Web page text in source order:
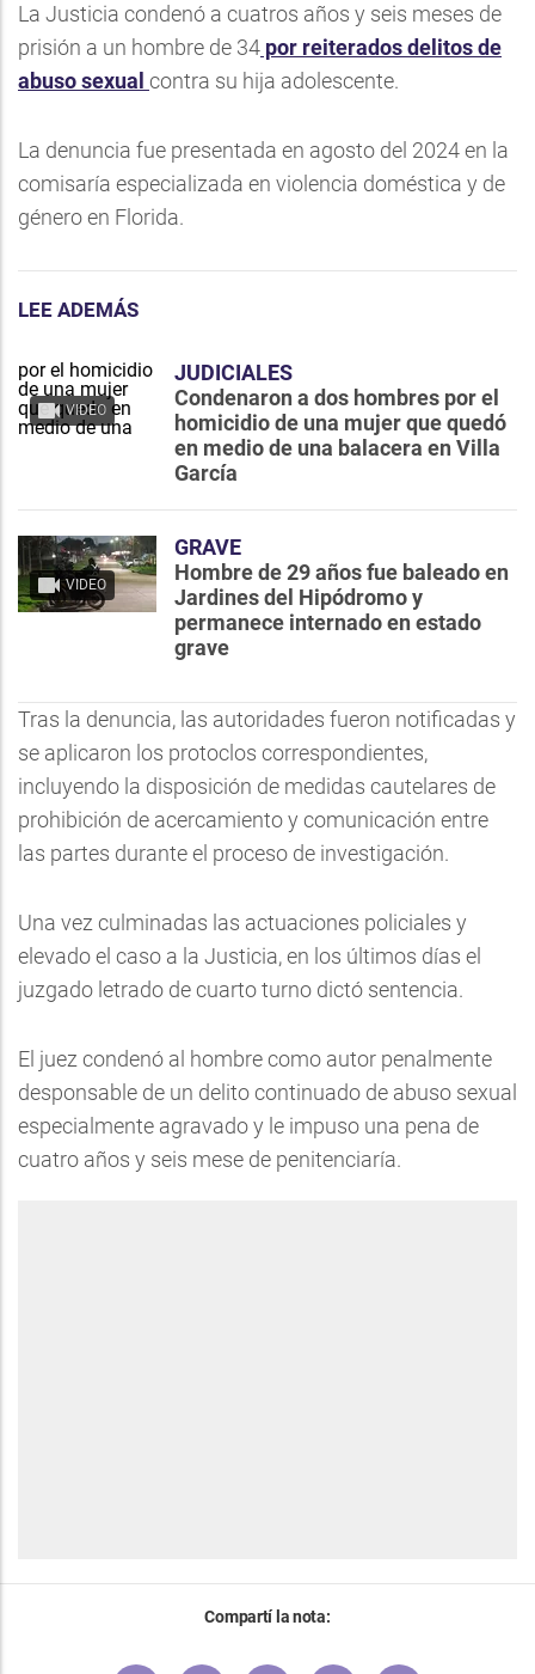
La Justicia condenó a cuatros años y seis meses de
prisión a un hombre de 34 por reiterados delitos de
abuso sexual contra su hija adolescente.
La denuncia fue presentada en agosto del 2024 en la
comisaría especializada en violencia doméstica y de
género en Florida.
LEE ADEMÁS
VIDEO
JUDICIALES
Condenaron a dos hombres por el
homicidio de una mujer que quedó
en medio de una balacera en Villa
García
VIDEO
GRAVE
Hombre de 29 años fue baleado en
Jardines del Hipódromo y
permanece internado en estado
grave
Tras la denuncia, las autoridades fueron notificadas y
se aplicaron los protoclos correspondientes,
incluyendo la disposición de medidas cautelares de
prohibición de acercamiento y comunicación entre
las partes durante el proceso de investigación.
Una vez culminadas las actuaciones policiales y
elevado el caso a la Justicia, en los últimos días el
juzgado letrado de cuarto turno dictó sentencia.
El juez condenó al hombre como autor penalmente
desponsable de un delito continuado de abuso sexual
especialmente agravado y le impuso una pena de
cuatro años y seis mese de penitenciaría.
Compartí la nota: